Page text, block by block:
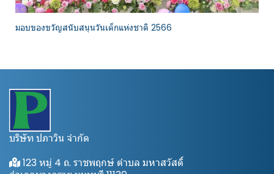
มอบของขวัญสนับสนุนวันเด็กแห่งชาติ 2566
บริษัท ปภาวิน จำกัด
123 หมู่ 4 ถ. ราชพฤกษ์ ตำบล มหาสวัสดิ์